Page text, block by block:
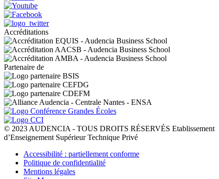
Accréditations
Partenaire de
© 2023 AUDENCIA - TOUS DROITS RÉSERVÉS Etablissement
d’Enseignement Supérieur Technique Privé
Pied
page
Accessibilité : partiellement conforme
Politique de confidentialité
Mentions légales